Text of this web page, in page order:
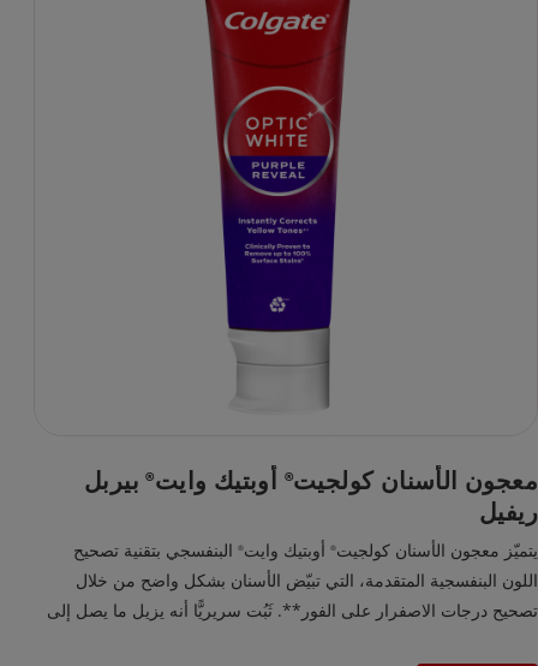
معجون الأسنان كولجيت® أوبتيك وايت®بيربل
ريفيل
يتميّز معجون الأسنان كولجيت® أوبتيك وايت® البنفسجي بتقنية تصحيح
اللون البنفسجية المتقدمة، التي تبيّض الأسنان بشكل واضح من خلال
تصحيح درجات الاصفرار على الفور**. ثَبُت سريريًّا أنه يزيل ما يصل إلى